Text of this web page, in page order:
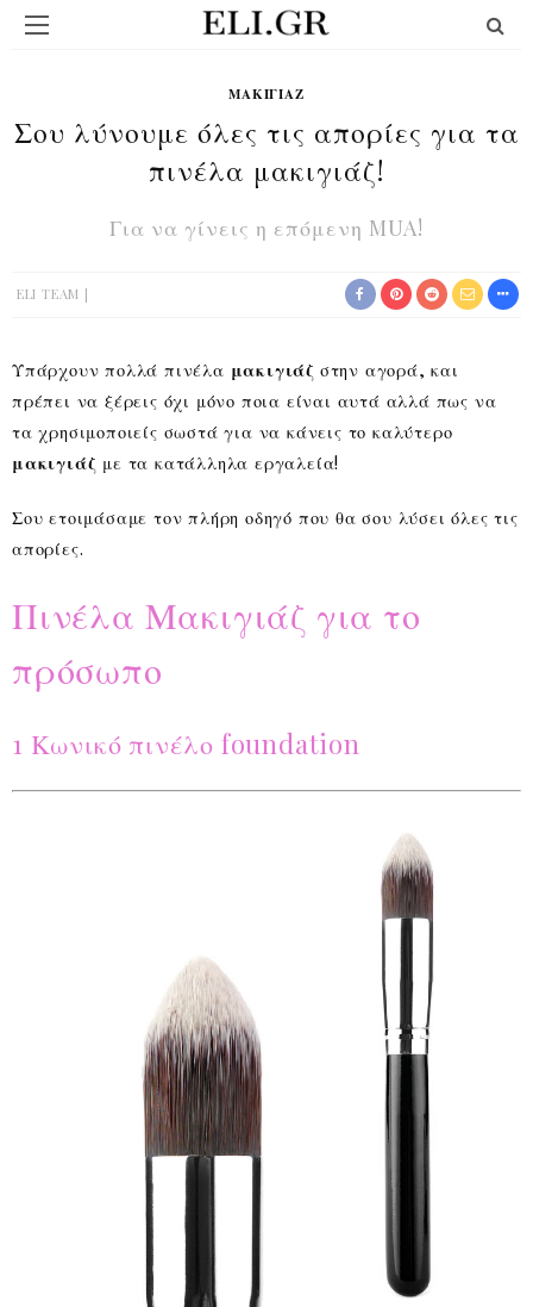
ΜΑΚΙΓΙΆΖ
Σου λύνουμε όλες τις απορίες για τα
πινέλα μακιγιάζ!
Για να γίνεις η επόμενη MUA!
ELI TEAM
Υπάρχουν πολλά πινέλα μακιγιάζ στην αγορά, και
πρέπει να ξέρεις όχι μόνο ποια είναι αυτά αλλά πως να
τα χρησιμοποιείς σωστά για να κάνεις το καλύτερο
μακιγιάζ με τα κατάλληλα εργαλεία!
Σου ετοιμάσαμε τον πλήρη οδηγό που θα σου λύσει όλες τις
απορίες.
Πινέλα Μακιγιάζ για το
πρόσωπο
1 Κωνικό πινέλο foundation